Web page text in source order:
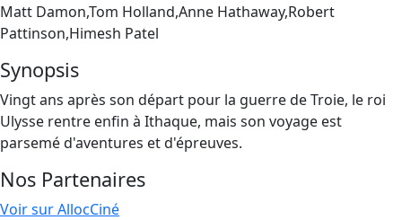
Matt Damon,Tom Holland,Anne Hathaway,Robert
Pattinson,Himesh Patel
Synopsis
Vingt ans après son départ pour la guerre de Troie, le roi
Ulysse rentre enfin à Ithaque, mais son voyage est
parsemé d'aventures et d'épreuves.
Nos Partenaires
Voir sur AllocCiné